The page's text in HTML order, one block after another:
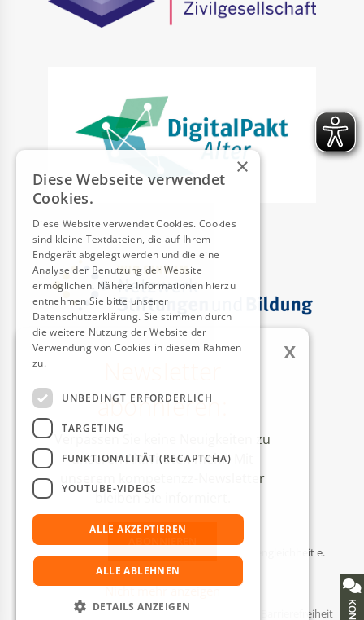
AUSZEICHNUNGEN
© Kompetenzzentrum Technik-Diversity-Chancengleichheit e.
Impressum Datenschutzerklärung Barrierefreiheit
abonnieren:
Verpassen Sie keine Neuigkeiten zu
unseren Aktivitäten mehr! Mit
unserem kompetenzz-Newsletter
bleiben Sie informiert.
Nicht mehr anzeigen
x
×
Diese Webseite verwendet
Cookies.
Diese Website verwendet Cookies. Cookies
sind kleine Textdateien, die auf Ihrem
Endgerät abgelegt werden und die eine
Analyse der Benutzung der Website
ermöglichen. Nähere Informationen hierzu
entnehmen Sie bitte unserer
Datenschutzerklärung. Sie stimmen durch
die weitere Nutzung der Website der
Verwendung von Cookies in diesem Rahmen
zu.
UNBEDINGT ERFORDERLICH
TARGETING
FUNKTIONALITÄT (RECAPTCHA)
YOUTUBE-VIDEOS
ALLE AKZEPTIEREN
ALLE ABLEHNEN
DETAILS ANZEIGEN